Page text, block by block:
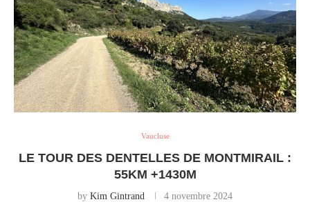
Vaucluse
LE TOUR DES DENTELLES DE MONTMIRAIL :
55KM +1430M
by Kim Gintrand 4 novembre 2024